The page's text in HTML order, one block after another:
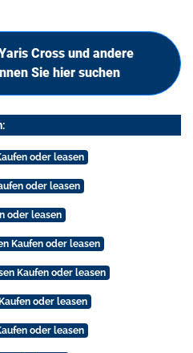
Cross und andere
Sie hier suchen
oder leasen
oder leasen
oder leasen
Kaufen oder leasen
Kaufen oder leasen
oder leasen
oder leasen